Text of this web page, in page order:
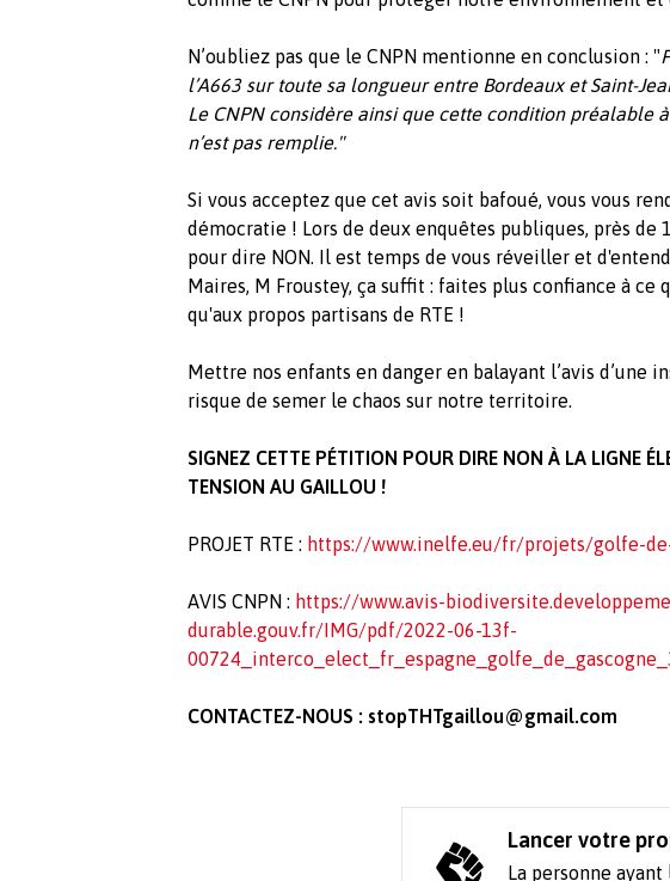
N’oubliez pas que le CNPN mentionne en conclusion : "
l’A663 sur toute sa longueur entre Bordeaux et Saint-
Le CNPN considère ainsi que cette condition préalable
n’est pas remplie."
Si vous acceptez que cet avis soit bafoué, vous vous
démocratie ! Lors de deux enquêtes publiques, près de
pour dire NON. Il est temps de vous réveiller et
Maires, M Froustey, ça suffit : faites plus confiance à ce
qu'aux propos partisans de RTE !
Mettre nos enfants en danger en balayant l’avis d’une
risque de semer le chaos sur notre territoire.
SIGNEZ CETTE PÉTITION POUR DIRE NON À LA LIGNE
TENSION AU GAILLOU !
PROJET RTE : https://www.inelfe.eu/fr/projets/golfe-
AVIS CNPN : https://www.avis-
durable.gouv.fr/IMG/pdf/2022-06-13f-
CONTACTEZ-NOUS : stopTHTgaillou@gmail.com
Lancer votre
La personne